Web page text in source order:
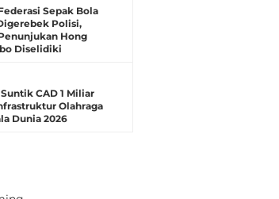
Sepak Bola
Polisi,
Hong
Diselidiki
CAD 1 Miliar
Olahraga
Dunia 2026